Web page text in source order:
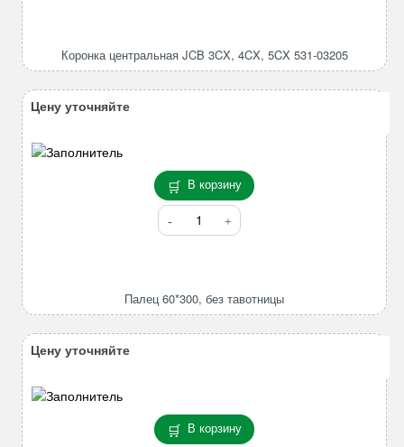
3CX,
Коронка центральная JCB 3CX, 4CX, 5CX 531-03205
В корзину
Количество
товара
тавотницы
Палец 60*300, без тавотницы
Цену уточняйте
В корзину
Цену уточняйте